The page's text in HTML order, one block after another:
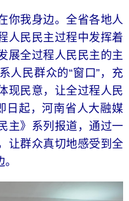
我身边。全省各地人
人民民主过程中发挥着
展全过程人民民主的主
人民群众的“窗口”，充
现民意，让全过程人民
日起，河南省人大融媒
主》系列报道，通过一
让群众真切地感受到全